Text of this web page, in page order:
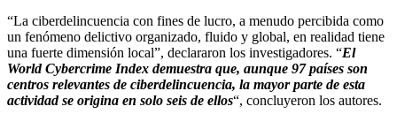
“La ciberdelincuencia con fines de lucro, a menudo percibida como
un fenómeno delictivo organizado, fluido y global, en realidad tiene
una fuerte dimensión local”, declararon los investigadores. “El
World Cybercrime Index demuestra que, aunque 97 países son
centros relevantes de ciberdelincuencia, la mayor parte de esta
actividad se origina en solo seis de ellos“, concluyeron los autores.